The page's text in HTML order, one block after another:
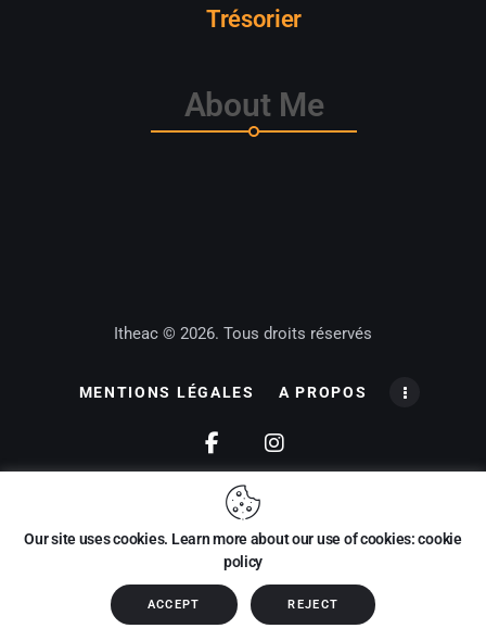
Le Comité Directeur
Trésorier
About Me
Itheac © 2026. Tous droits réservés
MENTIONS LÉGALES A PROPOS
Our site uses cookies. Learn more about our use of cookies: cookie
policy
ACCEPT REJECT